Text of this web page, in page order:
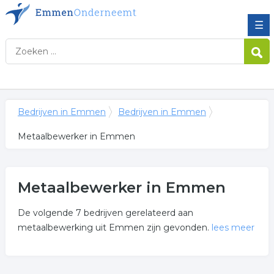
☰
Bedrijven in Emmen Bedrijven in Emmen
Metaalbewerker in Emmen
Metaalbewerker in Emmen
De volgende 7 bedrijven gerelateerd aan
metaalbewerking uit Emmen zijn gevonden. lees meer